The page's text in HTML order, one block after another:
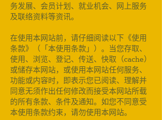
务发展、会员计划、就业机会、网上服务
及联络资料等资讯。
在使用本网站前，请仔细阅读以下《使用
条款》（「本使用条款」）。当您存取、
使用、浏览、登记、传送、快取（cache）
或储存本网站，或使用本网站任何服务、
功能或内容时，即表示您已阅读、理解并
同意无须作出任何修改而接受本网站所载
的所有条款、条件及通知。如您不同意受
本使用条款约束，请勿使用本网站。